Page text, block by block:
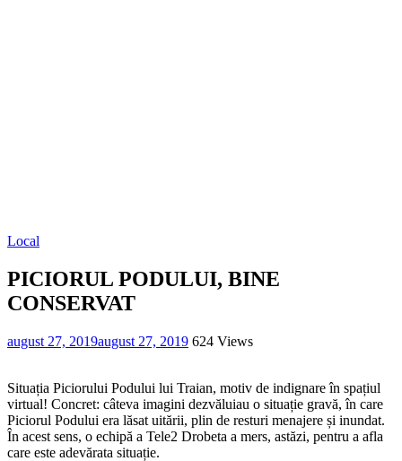
Local
PICIORUL PODULUI, BINE
CONSERVAT
august 27, 2019august 27, 2019 624 Views
Situația Piciorului Podului lui Traian, motiv de indignare în spațiul
virtual! Concret: câteva imagini dezvăluiau o situație gravă, în care
Piciorul Podului era lăsat uitării, plin de resturi menajere și inundat.
În acest sens, o echipă a Tele2 Drobeta a mers, astăzi, pentru a afla
care este adevărata situație.